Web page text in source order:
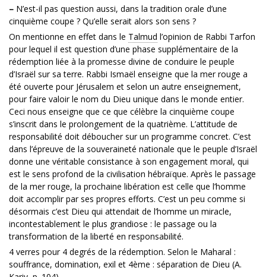
– N’est-il pas question aussi, dans la tradition orale d’une
cinquième coupe ? Qu’elle serait alors son sens ?
On mentionne en effet dans le Talmud l’opinion de Rabbi Tarfon
pour lequel il est question d’une phase supplémentaire de la
rédemption liée à la promesse divine de conduire le peuple
d’Israël sur sa terre. Rabbi Ismaël enseigne que la mer rouge a
été ouverte pour Jérusalem et selon un autre enseignement,
pour faire valoir le nom du Dieu unique dans le monde entier.
Ceci nous enseigne que ce que célèbre la cinquième coupe
s’inscrit dans le prolongement de la quatrième. L’attitude de
responsabilité doit déboucher sur un programme concret. C’est
dans l’épreuve de la souveraineté nationale que le peuple d’Israël
donne une véritable consistance à son engagement moral, qui
est le sens profond de la civilisation hébraïque. Après le passage
de la mer rouge, la prochaine libération est celle que l’homme
doit accomplir par ses propres efforts. C’est un peu comme si
désormais c’est Dieu qui attendait de l’homme un miracle,
incontestablement le plus grandiose : le passage ou la
transformation de la liberté en responsabilité.
4 verres pour 4 degrés de la rédemption. Selon le Maharal :
souffrance, domination, exil et 4ème : séparation de Dieu (A.